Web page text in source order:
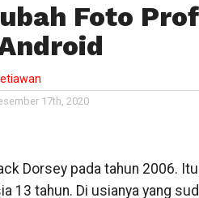
Foto
17th, 2020
Dorsey pada tahun 2006.
13 tahun. Di usianya yang